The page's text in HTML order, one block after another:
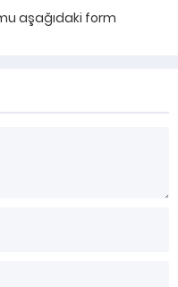
aşağıdaki form